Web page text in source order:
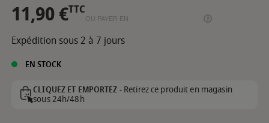
11,90 €TTC
OU PAYER EN
Expédition sous 2 à 7 jours
EN STOCK
CLIQUEZ ET EMPORTEZ -Retirez ce produit en magasin
sous 24h/48h